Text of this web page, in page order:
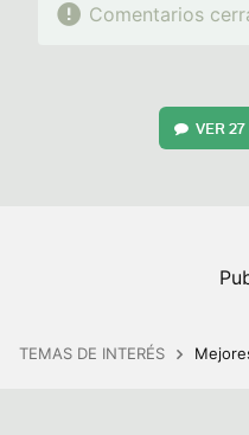
Comentarios
VER27
TEMAS DE INTERÉS